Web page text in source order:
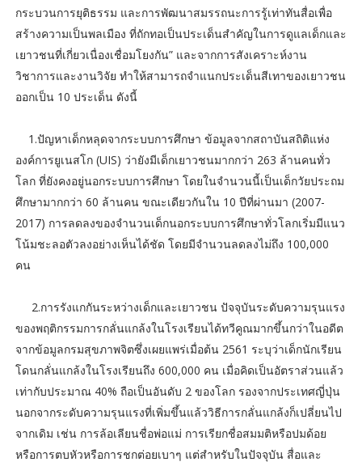
กระบวนการยุติธรรม และการพัฒนาสมรรถนะการรู้เท่าทันสื่อเพื่อ
สร้างความเป็นพลเมือง ที่ถักทอเป็นประเด็นสำคัญในการดูแลเด็กและ
เยาวชนที่เกี่ยวเนื่องเชื่อมโยงกัน” และจากการสังเคราะห์งาน
วิชาการและงานวิจัย ทำให้สามารถจำแนกประเด็นสีเทาของเยาวชน
ออกเป็น 10 ประเด็น ดังนี้
1.ปัญหาเด็กหลุดจากระบบการศึกษา ข้อมูลจากสถาบันสถิติแห่ง
องค์การยูเนสโก (UIS) ว่ายังมีเด็กเยาวชนมากกว่า 263 ล้านคนทั่ว
โลก ที่ยังคงอยู่นอกระบบการศึกษา โดยในจำนวนนี้เป็นเด็กวัยประถม
ศึกษามากกว่า 60 ล้านคน ขณะเดียวกันใน 10 ปีที่ผ่านมา (2007-
2017) การลดลงของจำนวนเด็กนอกระบบการศึกษาทั่วโลกเริ่มมีแนว
โน้มชะลอตัวลงอย่างเห็นได้ชัด โดยมีจำนวนลดลงไม่ถึง 100,000
คน
2.การรังแกกันระหว่างเด็กและเยาวชน ปัจจุบันระดับความรุนแรง
ของพฤติกรรมการกลั่นแกล้งในโรงเรียนได้ทวีคูณมากขึ้นกว่าในอดีต
จากข้อมูลกรมสุขภาพจิตซึ่งเผยแพร่เมื่อต้น 2561 ระบุว่าเด็กนักเรียน
โดนกลั่นแกล้งในโรงเรียนถึง 600,000 คน เมื่อคิดเป็นอัตราส่วนแล้ว
เท่ากับประมาณ 40% ถือเป็นอันดับ 2 ของโลก รองจากประเทศญี่ปุ่น
นอกจากระดับความรุนแรงที่เพิ่มขึ้นแล้ววิธีการกลั่นแกล้งก็เปลี่ยนไป
จากเดิม เช่น การล้อเลียนชื่อพ่อแม่ การเรียกชื่อสมมติหรือปมด้อย
หรือการตบหัวหรือการชกต่อยเบาๆ แต่สำหรับในปัจจุบัน สื่อและ